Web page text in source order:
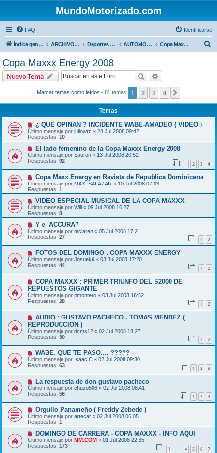
MundoMotorizado.com
FAQ Identificarse
Índice general ARCHIVO HASTA 2018 Deportes Internacionales AUTOMOVILISMO DE CENTROAMERICA Copa Maxxx Energy 2008
Copa Maxxx Energy 2008
Nuevo Tema Buscar
Marcar temas como leídos • 81 temas 1 2 3 4
Temas
¿ QUE OPINAN ? INCIDENTE WABE-AMADEO ( VIDEO )
Último mensaje por juliowrc « 28 Jul 2008 09:42
Respuestas: 10
El lado femenino de la Copa Maxxx Energy 2008
Último mensaje por Sauron « 13 Jul 2008 20:52
Respuestas: 92 1 2 3 4
Copa Maxx Energy en Revista de Republica Dominicana
Último mensaje por MAX_SALAZAR « 10 Jul 2008 07:03
Respuestas: 1
VIDEO ESPECIAL MUSICAL DE LA COPA MAXXX
Último mensaje por Will « 09 Jul 2008 16:27
Respuestas: 8
Y el ACCURA?
Último mensaje por mclaren « 05 Jul 2008 17:21
Respuestas: 27 1 2
FOTOS DEL DOMINGO : COPA MAXXX ENERGY
Último mensaje por Josuek6 « 03 Jul 2008 17:20
Respuestas: 44 1 2
COPA MAXXX : PRIMER TRIUNFO DEL S2000 DE
REPUESTOS GIGANTE
Último mensaje por pmontero « 03 Jul 2008 16:52
Respuestas: 28 1 2
AUDIO : GUSTAVO PACHECO - TOMAS MENDEZ (
REPRODUCCION )
Último mensaje por dcms12 « 02 Jul 2008 18:27
Respuestas: 30 1 2
WABE: QUE TE PASO.... ?????
Último mensaje por Isaac C « 02 Jul 2008 09:30
Respuestas: 63 1 2 3
La respuesta de don gustavo pacheco
Último mensaje por chuzo506 « 02 Jul 2008 08:41
Respuestas: 56 1 2 3
Orgullo Panameño ( Freddy Zebede )
Último mensaje por artecar « 02 Jul 2008 06:05
Respuestas: 1
DOMINGO DE CARRERA - COPA MAXXX - INFO AQUI
Último mensaje por MM.COM « 01 Jul 2008 22:35
Respuestas: 173 1 4 5 6 7